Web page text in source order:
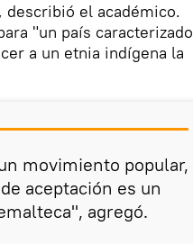
describió el académico.
"un país caracterizado
a un etnia indígena la
movimiento popular,
aceptación es un
agregó.